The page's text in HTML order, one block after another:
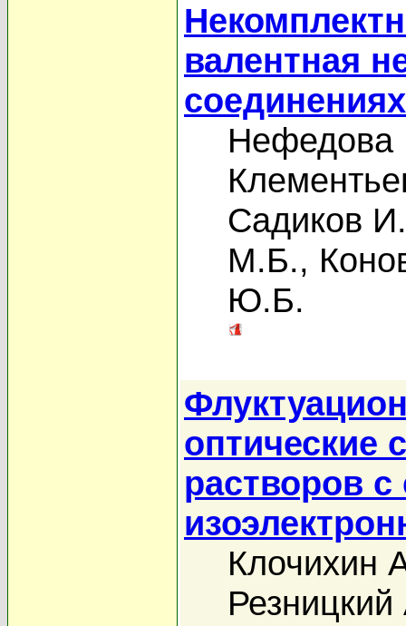
валентная
Нефедова
Садиков
М.Б.,
Ю.Б.
оптические
растворов
Клочихин